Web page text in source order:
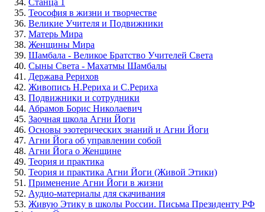
Станца 1
Теософия в жизни и творчестве
Великие Учителя и Подвижники
Матерь Мира
Женщины Мира
Шамбала - Великое Братство Учителей Света
Сыны Света - Махатмы Шамбалы
Держава Рерихов
Живопись Н.Рериха и С.Рериха
Подвижники и сотрудники
Абрамов Борис Николаевич
Заочная школа Агни Йоги
Основы эзотерических знаний и Агни Йоги
Агни Йога об управлении собой
Агни Йога о Женщине
Теория и практика
Теория и практика Агни Йоги (Живой Этики)
Применение Агни Йоги в жизни
Аудио-материалы для скачивания
Живую Этику в школы России. Письма Президенту РФ